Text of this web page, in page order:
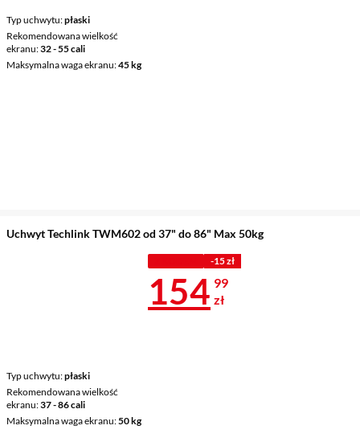
Typ uchwytu płaski
Rekomendowana wielkość
ekranu 32 - 55 cali
Maksymalna waga ekranu 45 kg
Uchwyt Techlink TWM602 od 37" do 86" Max 50kg
Typ uchwytu płaski
Rekomendowana wielkość
ekranu 37 - 86 cali
Maksymalna waga ekranu 50 kg
-15 zł
Cena 154,99
154 99
zł